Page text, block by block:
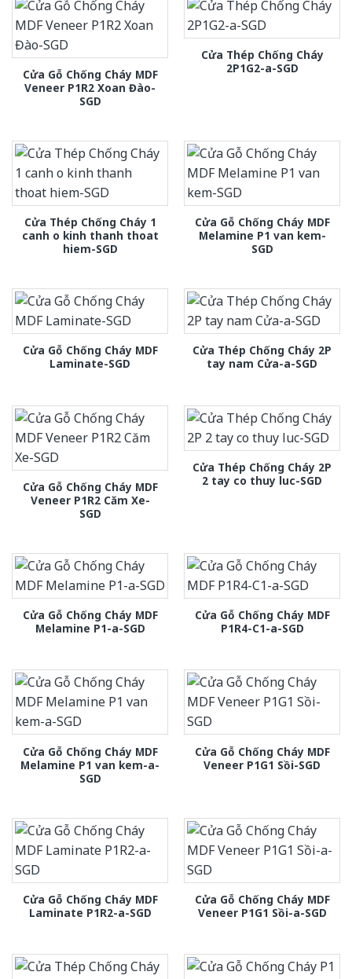
Cửa Gỗ Chống Cháy MDF
Veneer P1R2 Xoan Đào-
SGD
Cửa Thép Chống Cháy
2P1G2-a-SGD
Cửa Thép Chống Cháy 1
canh o kinh thanh thoat
hiem-SGD
Cửa Gỗ Chống Cháy MDF
Melamine P1 van kem-
SGD
Cửa Gỗ Chống Cháy MDF
Laminate-SGD
Cửa Thép Chống Cháy 2P
tay nam Cửa-a-SGD
Cửa Gỗ Chống Cháy MDF
Veneer P1R2 Căm Xe-
SGD
Cửa Thép Chống Cháy 2P
2 tay co thuy luc-SGD
Cửa Gỗ Chống Cháy MDF
Melamine P1-a-SGD
Cửa Gỗ Chống Cháy MDF
P1R4-C1-a-SGD
Cửa Gỗ Chống Cháy MDF
Melamine P1 van kem-a-
SGD
Cửa Gỗ Chống Cháy MDF
Veneer P1G1 Sồi-SGD
Cửa Gỗ Chống Cháy MDF
Laminate P1R2-a-SGD
Cửa Gỗ Chống Cháy MDF
Veneer P1G1 Sồi-a-SGD